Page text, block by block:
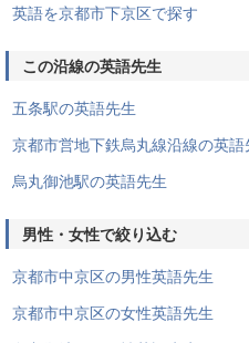
英語を京都市下京区で探す
この沿線の英語先生
五条駅の英語先生
京都市営地下鉄烏丸線沿線の英語
烏丸御池駅の英語先生
男性・女性で絞り込む
京都市中京区の男性英語先生
京都市中京区の女性英語先生